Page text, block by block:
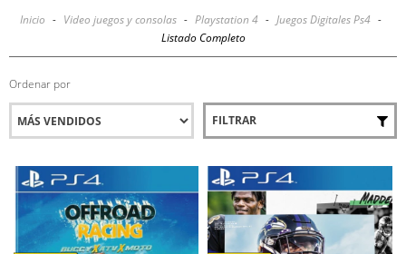
Inicio - Video juegos y consolas - Playstation 4 - Juegos Digitales Ps4 -
Listado Completo
Ordenar por
FILTRAR